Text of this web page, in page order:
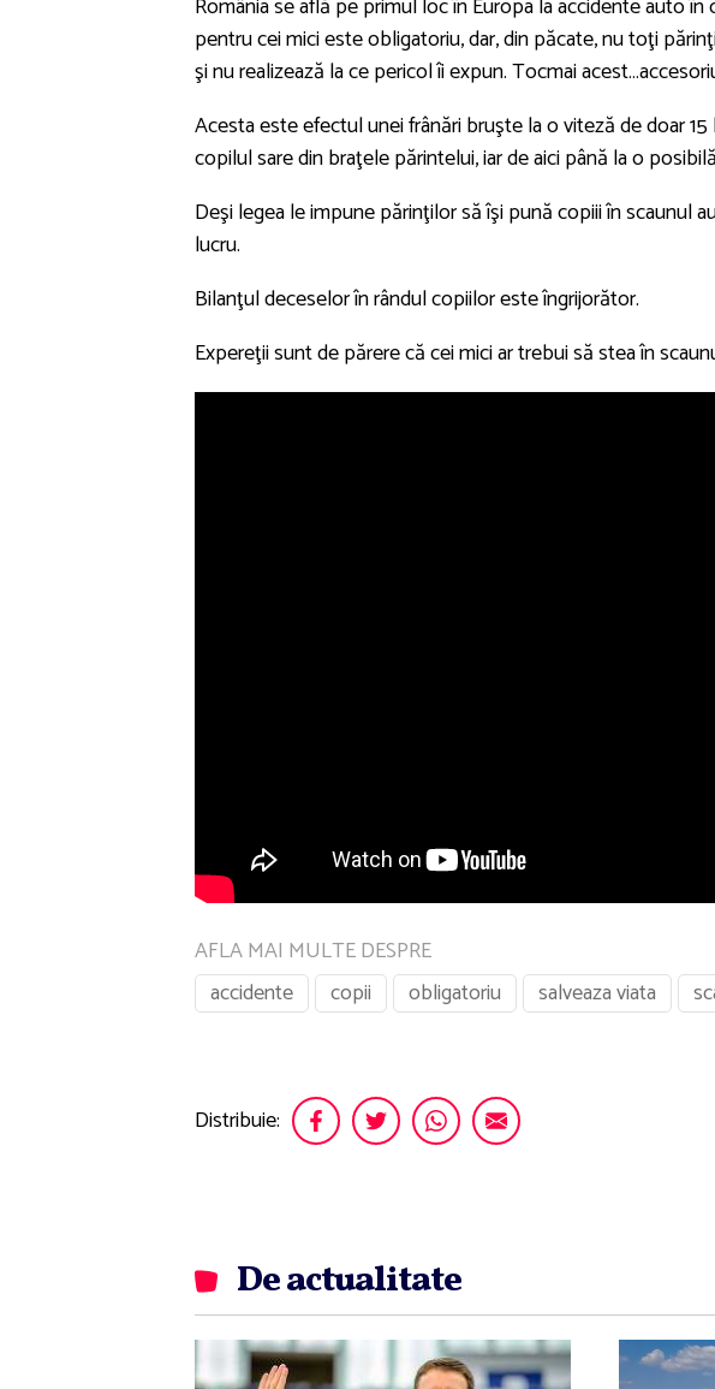
România se află pe primul loc în Europa la accidente auto
pentru cei mici este obligatoriu, dar, din păcate, nu toţi
şi nu realizează la ce pericol îi expun. Tocmai
Acesta este efectul unei frânări bruşte la o viteză de doar
copilul sare din braţele părintelui, iar de aici până la o
Deşi legea le impune părinţilor să îşi pună copiii în scaunul
lucru.
Bilanţul deceselor în rândul copiilor este îngrijorător.
Expereţii sunt de părere că cei mici ar trebui să stea în
AFLA MAI MULTE DESPRE
accidente
copii obligatoriu salveaza viata
Distribuie:
De actualitate